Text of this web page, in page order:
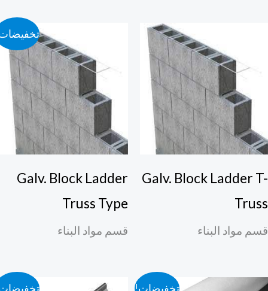
Galv. Block Ladder
مواد البناء
تخفيضات!
Galv. Block Ladder
Truss Type
قسم مواد البناء
تخفيضات! تخفيضات!